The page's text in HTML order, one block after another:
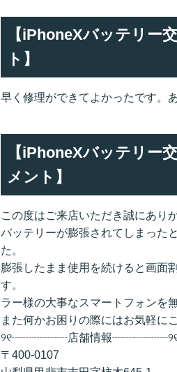
【iPhoneXバッテリー
ト】
早く修理ができてよかったです。
【iPhoneXバッテリー
メント】
この度はご来店いただき誠にあり
バッテリーが膨張されてしまった
た。
膨張したまま使用を続けると画面
す。
ラー様の大事なスマートフォンを
また何かお困りの際にはお気軽に
୨୧┈┈┈┈┈店舗情報
〒400-0107